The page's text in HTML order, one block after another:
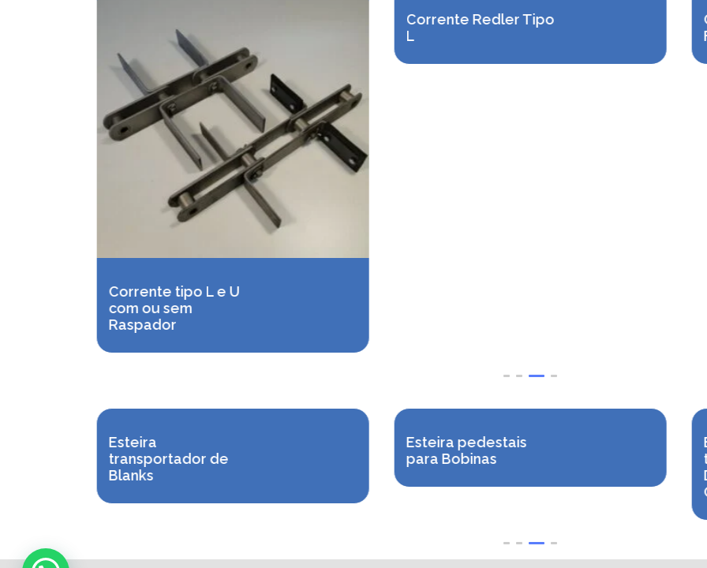
Corrente tipo L e U
com ou sem
Raspador
Corrente Redler Tipo
L
Esteira
transportador de
Blanks
Esteira pedestais
para Bobinas